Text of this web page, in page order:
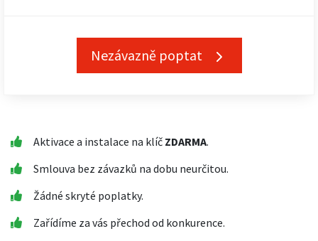
Nezávazně poptat
Aktivace a instalace na klíč ZDARMA.
Smlouva bez závazků na dobu neurčitou.
Žádné skryté poplatky.
Zařídíme za vás přechod od konkurence.